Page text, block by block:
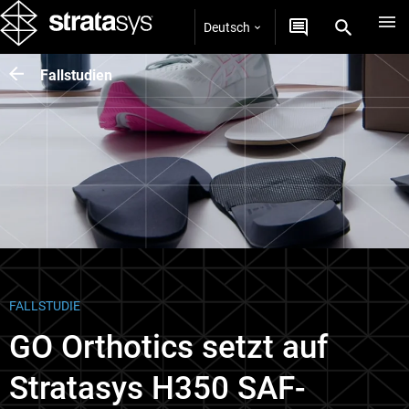
Deutsch
Fallstudien
FALLSTUDIE
GO Orthotics setzt auf
Stratasys H350 SAF-